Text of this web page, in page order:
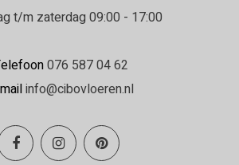
t/m zaterdag 09:00 - 17:00
076 587 04 62
info@cibovloeren.nl